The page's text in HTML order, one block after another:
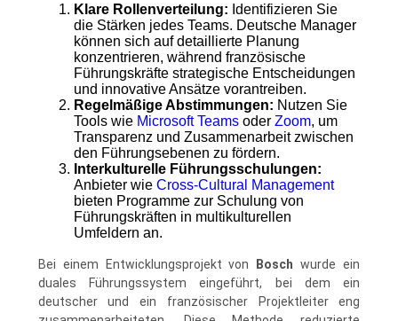
Klare Rollenverteilung: Identifizieren Sie
die Stärken jedes Teams. Deutsche Manager
können sich auf detaillierte Planung
konzentrieren, während französische
Führungskräfte strategische Entscheidungen
und innovative Ansätze vorantreiben.
Regelmäßige Abstimmungen: Nutzen Sie
Tools wie Microsoft Teamsoder Zoom, um
Transparenz und Zusammenarbeit zwischen
den Führungsebenen zu fördern.
Interkulturelle Führungsschulungen:
Anbieter wie Cross-Cultural Management
bieten Programme zur Schulung von
Führungskräften in multikulturellen
Umfeldern an.
Bei einem Entwicklungsprojekt von Bosch wurde ein
duales Führungssystem eingeführt, bei dem ein
deutscher und ein französischer Projektleiter eng